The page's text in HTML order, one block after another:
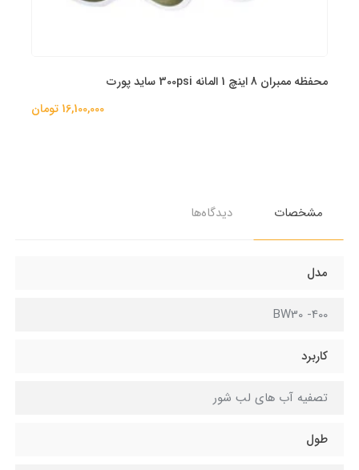
محفظه ممبران 8 اینچ 1 المانه 300psi ساید پورت
16,100,000 تومان
مشخصات دیدگاه‌ها
مدل
BW30 -400
کاربرد
تصفیه آب های لب شور
طول